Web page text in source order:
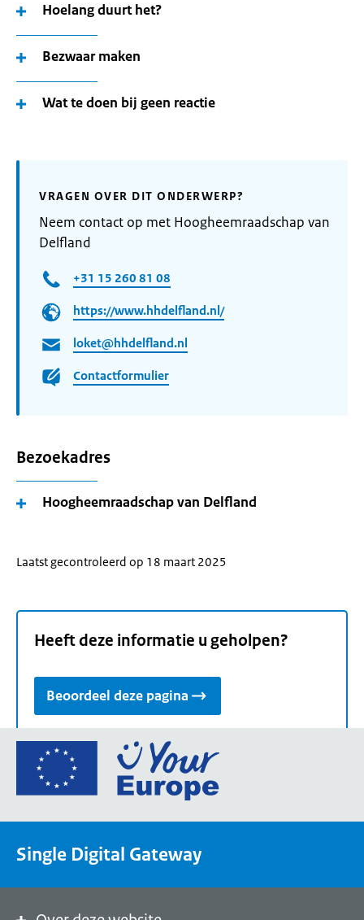
Hoelang duurt het?
Bezwaar maken
Wat te doen bij geen reactie
VRAGEN OVER DIT ONDERWERP?
Neem contact op met Hoogheemraadschap van
Delfland
+31 15 260 81 08
https://www.hhdelfland.nl/
loket@hhdelfland.nl
Contactformulier
Bezoekadres
Hoogheemraadschap van Delfland
Laatst gecontroleerd op 18 maart 2025
Heeft deze informatie u geholpen?
Beoordeel deze pagina
Ga
de
een
Single Digital Gateway